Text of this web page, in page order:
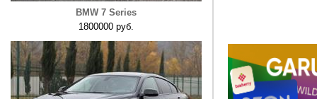
BMW 7 Series
1800000 руб.